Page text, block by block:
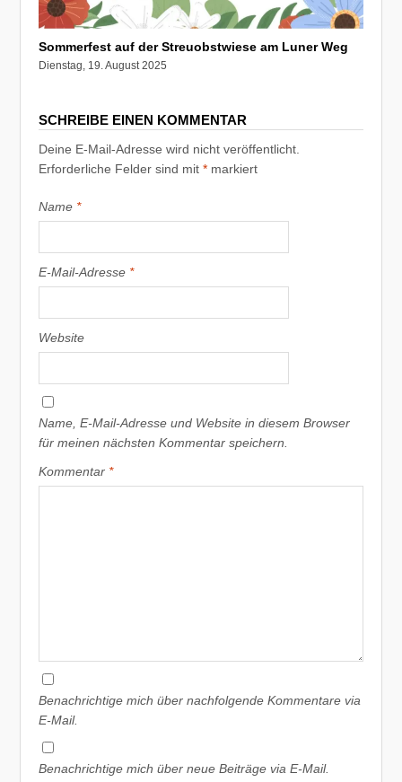
Sommerfest auf der Streuobstwiese am Luner Weg
Dienstag, 19. August 2025
SCHREIBE EINEN KOMMENTAR
Deine E-Mail-Adresse wird nicht veröffentlicht.
Erforderliche Felder sind mit* markiert
Name *
E-Mail-Adresse *
Website
Name, E-Mail-Adresse und Website in diesem Browser
für meinen nächsten Kommentar speichern.
Kommentar *
Benachrichtige mich über nachfolgende Kommentare via
E-Mail.
Benachrichtige mich über neue Beiträge via E-Mail.